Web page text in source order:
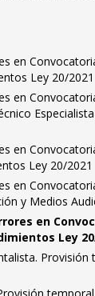
en
Ley 20/2021
en
en
Ley 20/2021
en
y Medios
en
Ley
Provisión